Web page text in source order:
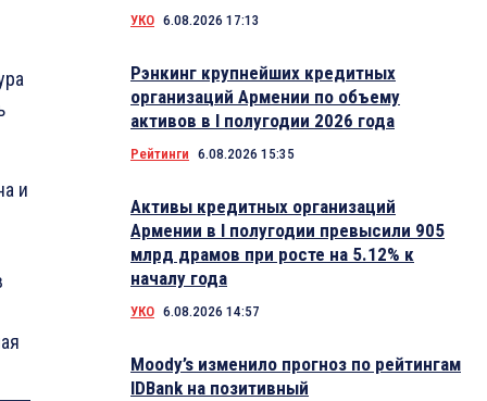
и
УКО 6.08.2026 17:13
Рэнкинг крупнейших кредитных
организаций Армении по объему
активов в I полугодии 2026 года
Рейтинги 6.08.2026 15:35
Активы кредитных организаций
Армении в I полугодии превысили 905
млрд драмов при росте на 5.12% к
началу года
УКО 6.08.2026 14:57
Moody’s изменило прогноз по рейтингам
IDBank на позитивный